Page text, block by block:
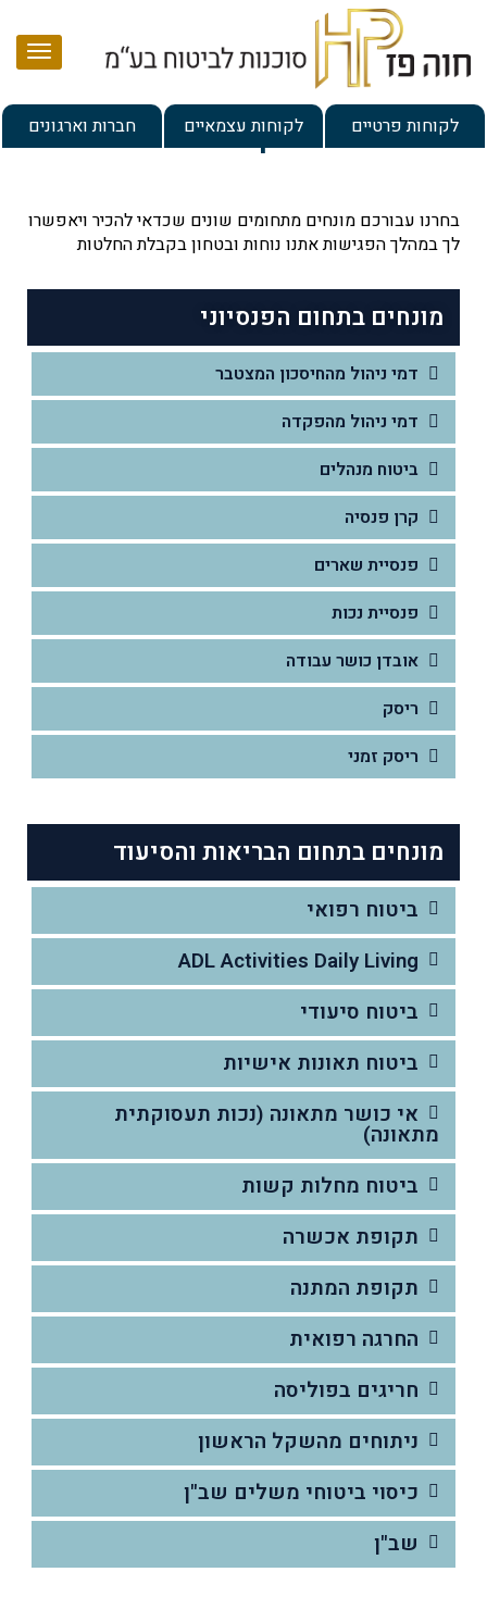
עמוד הבית
שירותים
בדיקת תיק ביטוח לעצמאי
ניהול ותכנון תיק ביטוח וחיסכון למשפחה
פתרונות לחסכון והשקעה
תכנון לגיל הפרישה
הסדרים פנסיונים לעובדים ומעסיקים
מרכז מידע
מאמרים
מילון מונחים
מידע ללקוח – הצהרת נגישות
שרות לקוחות
אמנת שירות
צור קשר
לקוחות פרטיים לקוחות עצמאיים חברות וארגונים מילון מונחים
בחרנו עבורכם מונחים מתחומים שונים שכדאי להכיר ויאפשרו
לך במהלך הפגישות אתנו נוחות ובטחון בקבלת החלטות
מונחים בתחום הפנסיוני
דמי ניהול מהחיסכון המצטבר
דמי ניהול מהפקדה
ביטוח מנהלים
קרן פנסיה
פנסיית שארים
פנסיית נכות
אובדן כושר עבודה
ריסק
ריסק זמני
מונחים בתחום הבריאות והסיעוד
ביטוח רפואי
ADL Activities Daily Living
ביטוח סיעודי
ביטוח תאונות אישיות
אי כושר מתאונה (נכות תעסוקתית
מתאונה)
ביטוח מחלות קשות
תקופת אכשרה
תקופת המתנה
החרגה רפואית
חריגים בפוליסה
ניתוחים מהשקל הראשון
כיסוי ביטוחי משלים שב"ן
שב"ן